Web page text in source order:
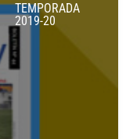
TEMPORADA
2019-20